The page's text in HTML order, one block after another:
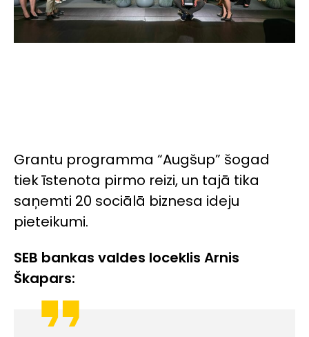
Grantu programma “Augšup” šogad
tiek īstenota pirmo reizi, un tajā tika
saņemti 20 sociālā biznesa ideju
pieteikumi.
SEB bankas valdes loceklis Arnis
Škapars: